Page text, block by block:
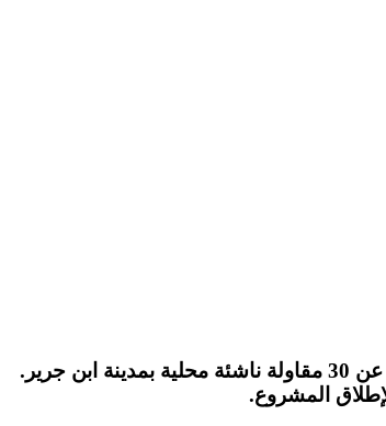
في إطار المبادرات الفعالة لبرنامج اكتفوركومينيتي الكنتور و بتنسيق و تعاون مع عمالة إقليم الرحامنة، تمت مواكبة و دعم لما يزيد عن 30 مقاولة ناشئة محلية بمدينة ابن جرير.
المشروع.